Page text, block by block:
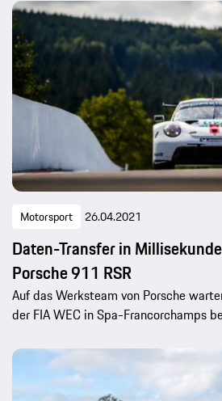
Motorsport 26.04.2021
Daten-Transfer in
Porsche 911 RSR
Auf das Werksteam von Porsche
der FIA WEC in Spa-Francorchamps